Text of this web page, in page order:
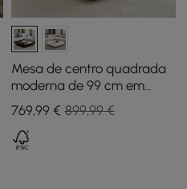
Mesa de centro quadrada
moderna de 99 cm em
bloco de pedra sinterizada
com 2 gavetas
769,99€ 899,99 €